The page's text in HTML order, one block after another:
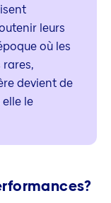
leurs
où les
devient de
le